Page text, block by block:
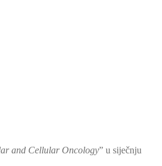
and Cellular Oncology” u siječnju